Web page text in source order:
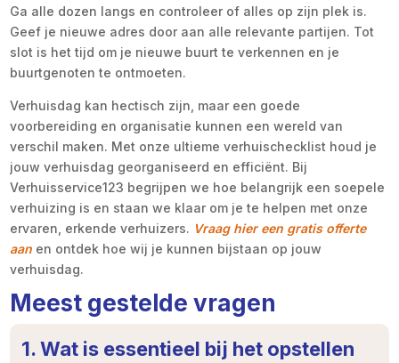
Ga alle dozen langs en controleer of alles op zijn plek is.
Geef je nieuwe adres door aan alle relevante partijen. Tot
slot is het tijd om je nieuwe buurt te verkennen en je
buurtgenoten te ontmoeten.
Verhuisdag kan hectisch zijn, maar een goede
voorbereiding en organisatie kunnen een wereld van
verschil maken. Met onze ultieme verhuischecklist houd je
jouw verhuisdag georganiseerd en efficiënt. Bij
Verhuisservice123 begrijpen we hoe belangrijk een soepele
verhuizing is en staan we klaar om je te helpen met onze
ervaren, erkende verhuizers. Vraag hier een gratis offerte
aan en ontdek hoe wij je kunnen bijstaan op jouw
verhuisdag.
Meest gestelde vragen
1. Wat is essentieel bij het opstellen